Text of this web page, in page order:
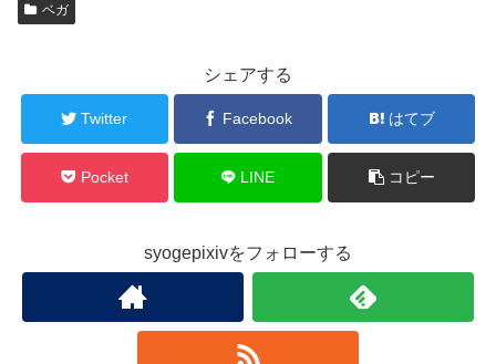
ベガ
シェアする
Twitter Facebook はてブ
Pocket LINE コピー
syogepixivをフォローする